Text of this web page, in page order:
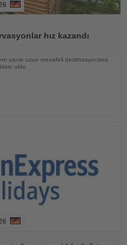
hız kazandı
yarısı uzun mesafeli destinasyonlara
oldu